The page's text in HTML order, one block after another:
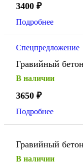
3400 ₽
Подробнее
Спецпредложение
Гравийный
В наличии
3650 ₽
Подробнее
Гравийный
В наличии